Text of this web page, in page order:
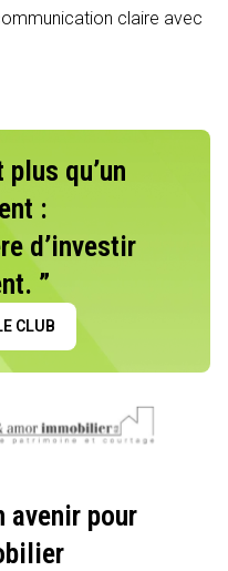
claire avec
plus qu’un
:
d’investir
”
CLUB
avenir pour